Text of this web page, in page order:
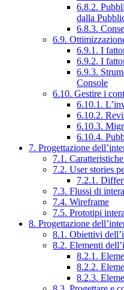
6.8.2.
dalla
6.8.3.
6.9.
6.9.1. I
6.9.2. I
6.9.3.
Console
6.10. Gestire i
6.10.1.
6.10.2.
6.10.3.
6.10.4.
7. Progettazione
7.1.
7.2. User stories
7.2.1.
7.3. Flussi di
7.4. Wireframe
7.5. Prototipi
8. Progettazione
8.1. Obiettivi
8.2. Elementi
8.2.1.
8.2.2.
8.2.3.